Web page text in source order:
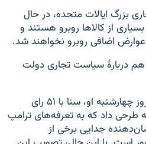
بزرگ ایالات متحده، در حال
درصدی بر بسیاری از کالاها روبرو هستند و
عوارض اضافی روبرو نخواهند شد.
دربارهٔ سیاست تجاری دولت
چند ساعت پس از سخنرانی روز چهارشنبه او، سنا با ۵۱ رای
رای منفی به طرحی داد که به تعرفه‌های ترامپ
جدایی برخی از